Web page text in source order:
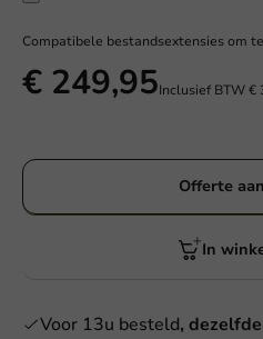
Compatibele bestandsextensies om
€ 249,95Inclusief BTW€
Offerte
In
Voor 13u besteld,